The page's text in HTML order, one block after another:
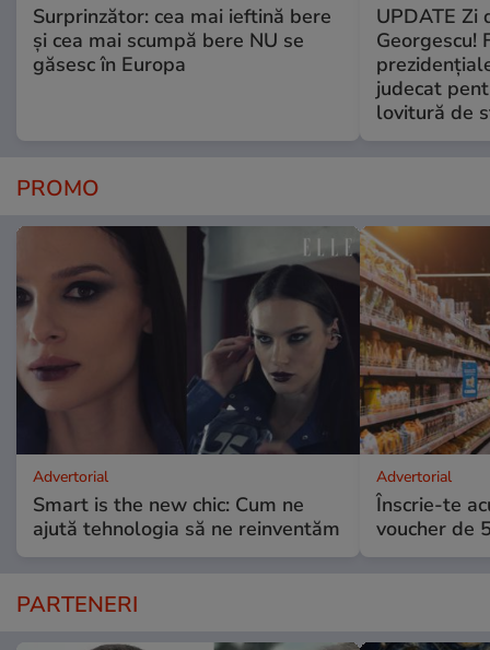
Surprinzător: cea mai ieftină bere
și cea mai scumpă bere NU se
găsesc în Europa
UPDATE Zi
Georgescu!
judecat
lovitură de
PROMO
Advertorial
Smart is the new chic: Cum ne
ajută tehnologia să ne reinventăm
Advertorial
Înscrie-te
voucher de
PARTENERI